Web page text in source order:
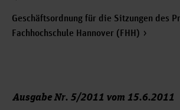
Geschäftsordnung für die Sitzungen des
Fachhochschule Hannover (FHH)
Ausgabe Nr. 5/2011 vom 15.6.2011